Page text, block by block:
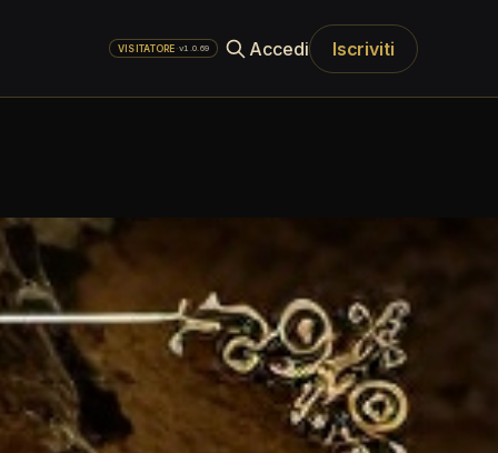
VISITATORE ·v1.0.69 Accedi Iscriviti